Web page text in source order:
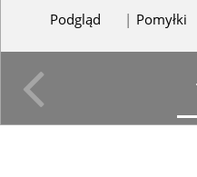
Podgląd Pomyłki